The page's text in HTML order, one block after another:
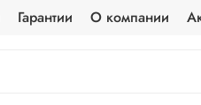
Гарантии О компании